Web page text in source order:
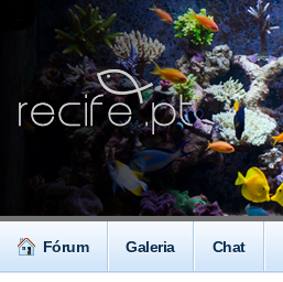
Fórum Galeria Chat